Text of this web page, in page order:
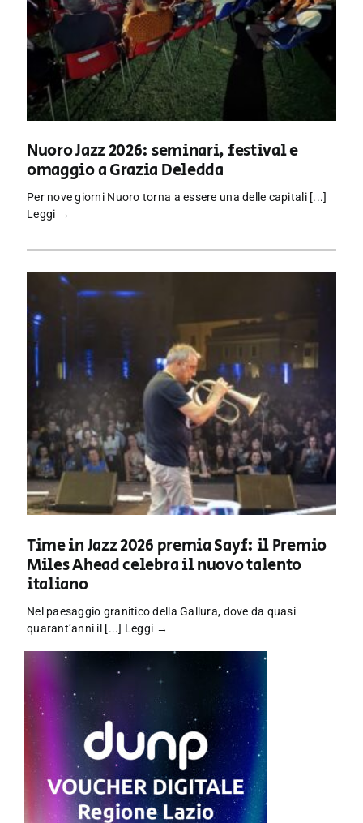
Nuoro Jazz 2026: seminari, festival e
omaggio a Grazia Deledda
Per nove giorni Nuoro torna a essere una delle capitali [...]
Leggi →
Time in Jazz 2026 premia Sayf: il Premio
Miles Ahead celebra il nuovo talento
italiano
Nel paesaggio granitico della Gallura, dove da quasi
quarant’anni il [...] Leggi →